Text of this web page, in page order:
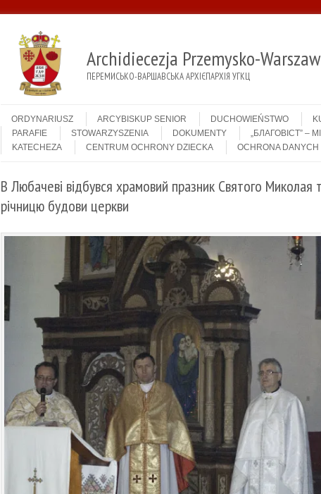
Archidiecezja Przemysko-
ПЕРЕМИСЬКО-ВАРШАВСЬКА АРХІЄПАРХІЯ УГКЦ
Menu
ORDYNARIUSZ
ARCYBISKUP SENIOR DUCHOWIEŃSTWO
PARAFIE
STOWARZYSZENIA DOKUMENTY „БЛАГОВІСТ” –
KATECHEZA
CENTRUM OCHRONY DZIECKA OCHRONA DANYCH
В Любачеві відбувся храмовий празник Святого Миколая
річницю будови церкви